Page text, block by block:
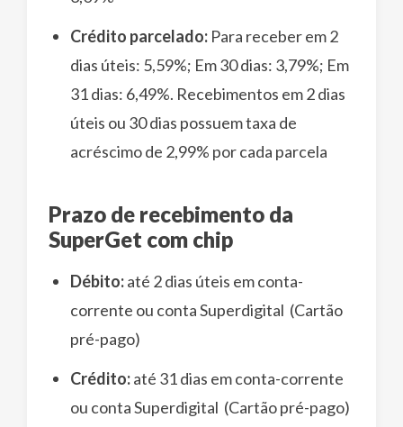
Crédito parcelado: Para receber em 2
dias úteis: 5,59%; Em 30 dias: 3,79%; Em
31 dias: 6,49%. Recebimentos em 2 dias
úteis ou 30 dias possuem taxa de
acréscimo de 2,99% por cada parcela
Prazo de recebimento da
SuperGet com chip
Débito:até 2 dias úteis em conta-
corrente ou conta Superdigital (Cartão
pré-pago)
Crédito:até 31 dias em conta-corrente
ou conta Superdigital (Cartão pré-pago)